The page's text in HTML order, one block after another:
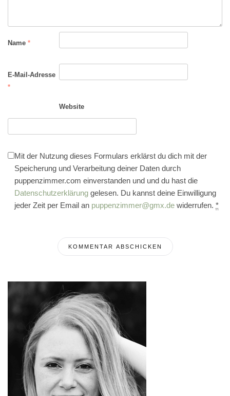
Name *
E-Mail-Adresse
*
Website
Mit der Nutzung dieses Formulars erklärst du dich mit der
Speicherung und Verarbeitung deiner Daten durch
puppenzimmer.com einverstanden und und du hast die
Datenschutzerklärung gelesen. Du kannst deine Einwilligung
jeder Zeit per Email an puppenzimmer@gmx.de widerrufen. *